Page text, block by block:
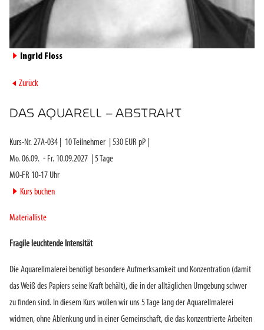
► Ingrid Floss
► Zurück
DAS AQUARELL – ABSTRAKT
Kurs-Nr.27A-034 10 Teilnehmer 530 EUR pP |
Mo. 06.09. - Fr. 10.09.2027 5 Tage
MO-FR 10-17 Uhr
► Kurs buchen
Materialliste
Fragile leuchtende Intensität
Die Aquarellmalerei benötigt besondere Aufmerksamkeit und Konzentration (damit
das Weiß des Papiers seine Kraft behält), die in der alltäglichen Umgebung schwer
zu finden sind. In diesem Kurs wollen wir uns 5 Tage lang der Aquarellmalerei
widmen, ohne Ablenkung und in einer Gemeinschaft, die das konzentrierte Arbeiten